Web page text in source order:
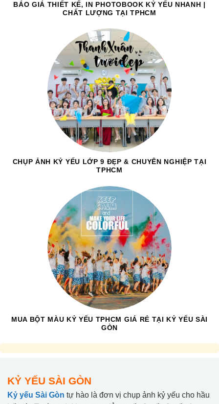
BÁO GIÁ THIẾT KẾ, IN PHOTOBOOK KỶ YẾU NHANH |
CHẤT LƯỢNG TẠI TPHCM
CHỤP ẢNH KỶ YẾU LỚP 9 ĐẸP & CHUYÊN NGHIỆP TẠI
TPHCM
MUA BỘT MÀU KỶ YẾU TPHCM GIÁ RẺ TẠI KỶ YẾU SÀI
GÒN
KỶ YẾU SÀI GÒN
Kỷ yếu Sài Gòn tự hào là đơn vị chụp ảnh kỷ yếu cho hầu